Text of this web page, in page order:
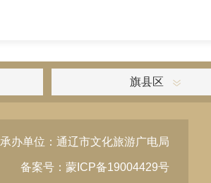
旗县区
承办单位：通辽市文化旅游广电局
备案号：蒙ICP备19004429号